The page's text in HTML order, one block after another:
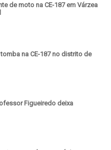
de moto na CE-187 em Várzea
na CE-187 no distrito de
Figueiredo deixa